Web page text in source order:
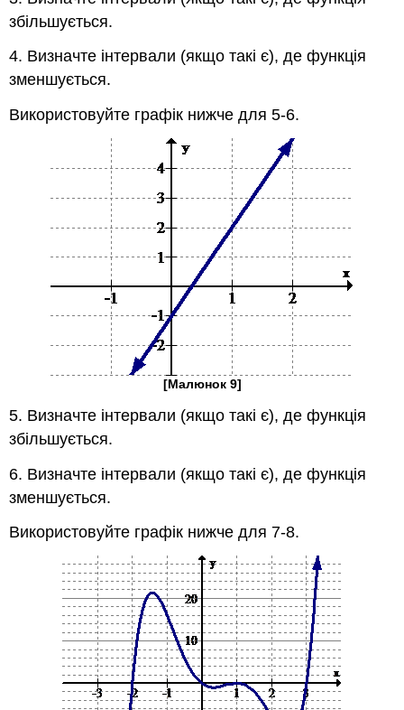
збільшується.
4. Визначте інтервали (якщо такі є), де функція
зменшується.
Використовуйте графік нижче для 5-6.
[Малюнок 9]
5. Визначте інтервали (якщо такі є), де функція
збільшується.
6. Визначте інтервали (якщо такі є), де функція
зменшується.
Використовуйте графік нижче для 7-8.